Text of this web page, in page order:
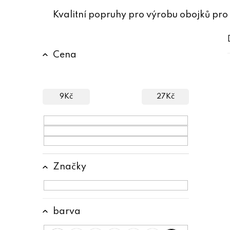
Kvalitní popruhy pro výrobu obojků pro
P
r
a
n
n
í
Cena
9 Kč 27 Kč
Značky
barva